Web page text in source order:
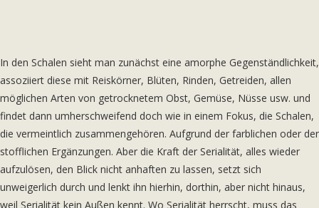
In den Schalen sieht man zunächst eine amorphe Gegenständlichkeit,
assoziiert diese mit Reiskörner, Blüten, Rinden, Getreiden, allen
möglichen Arten von getrocknetem Obst, Gemüse, Nüsse usw. und
findet dann umherschweifend doch wie in einem Fokus, die Schalen,
die vermeintlich zusammengehören. Aufgrund der farblichen oder der
stofflichen Ergänzungen. Aber die Kraft der Serialität, alles wieder
aufzulösen, den Blick nicht anhaften zu lassen, setzt sich
unweigerlich durch und lenkt ihn hierhin, dorthin, aber nicht hinaus,
weil Serialität kein Außen kennt. Wo Serialität herrscht, muss das